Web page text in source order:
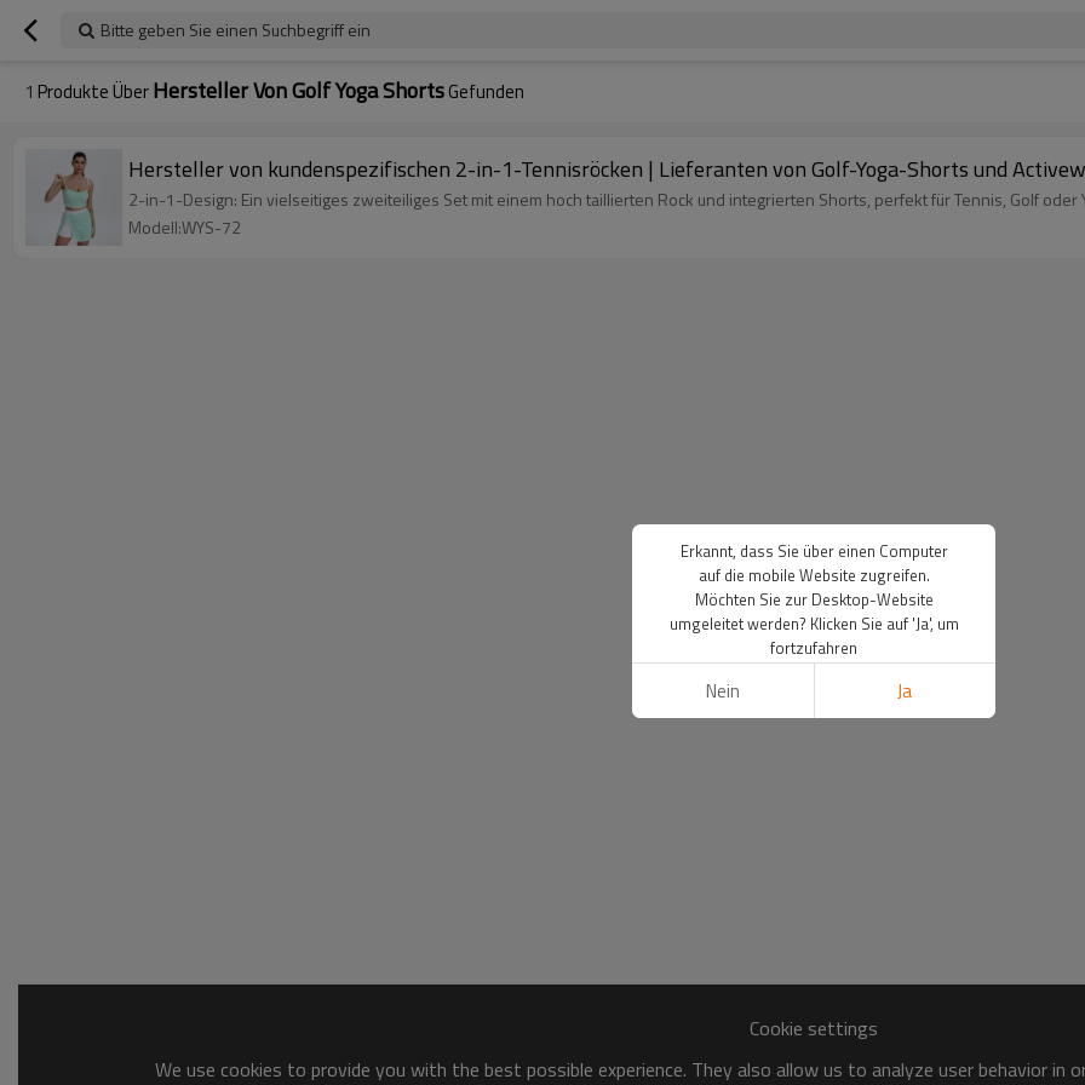
Bitte geben Sie einen Suchbegriff ein
1 Produkte ÜberHersteller Von Golf Yoga ShortsGefunden
Hersteller von kundenspezifischen 2-in-1-Tennisröcken | Lieferanten von Golf-Yoga-Shorts und
2-in-1-Design: Ein vielseitiges zweiteiliges Set mit einem hoch taillierten Rock und integrierten Shorts, perfekt für Tennis, Golf oder
Modell:WYS-72
Cookie settings
We use cookies to provide you with the best possible experience. They also allow us to analyze user behavior
Erkannt, dass Sie über einen Computer
auf die mobile Website zugreifen.
Möchten Sie zur Desktop-Website
umgeleitet werden? Klicken Sie auf 'Ja', um
fortzufahren
Nein Ja